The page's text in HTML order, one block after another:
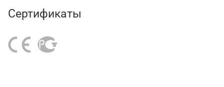
колес для лучшей опоры и передвижения,
надежным гидравлическим контуром, защитой ног
кран в сложенном состоянии занимает минимум
Сертификаты